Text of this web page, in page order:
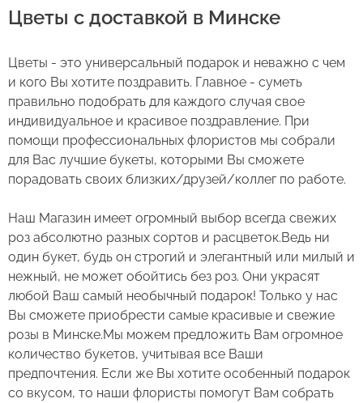
Цветы с доставкой в Минске
Цветы - это универсальный подарок и неважно с чем
и кого Вы хотите поздравить. Главное - суметь
правильно подобрать для каждого случая свое
индивидуальное и красивое поздравление. При
помощи профессиональных флористов мы собрали
для Вас лучшие букеты, которыми Вы сможете
порадовать своих близких/друзей/коллег по работе.
Наш Магазин имеет огромный выбор всегда свежих
роз абсолютно разных сортов и расцветок.Ведь ни
один букет, будь он строгий и элегантный или милый и
нежный, не может обойтись без роз. Они украсят
любой Ваш самый необычный подарок! Только у нас
Вы сможете приобрести самые красивые и свежие
розы в Минске.Мы можем предложить Вам огромное
количество букетов, учитывая все Ваши
предпочтения. Если же Вы хотите особенный подарок
со вкусом, то наши флористы помогут Вам собрать